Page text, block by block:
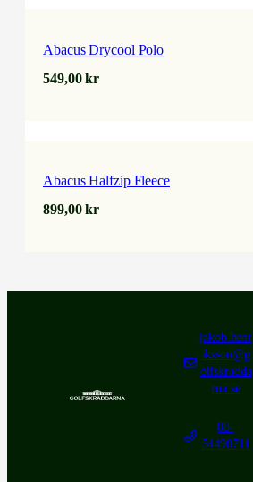
Abacus Drycool Polo
549,00kr
Abacus Halfzip Fleece
899,00kr
jakob.henr
iksson@g
olfskradda
rna.se
08-
54490711